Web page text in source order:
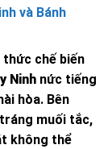
và Bánh
thức chế biến
Ninh nức tiếng
hòa. Bên
muối tắc,
không thể